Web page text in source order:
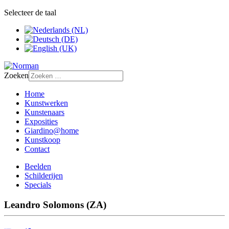
Selecteer de taal
Zoeken
Home
Kunstwerken
Kunstenaars
Exposities
Giardino@home
Kunstkoop
Contact
Beelden
Schilderijen
Specials
Leandro Solomons (ZA)